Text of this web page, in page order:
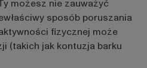
możesz nie zauważyć
sposób poruszania
fizycznej może
(takich jak kontuzja barku